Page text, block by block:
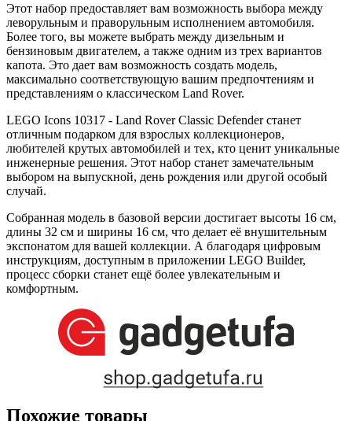
Этот набор предоставляет вам возможность выбора между
леворульным и праворульным исполнением автомобиля.
Более того, вы можете выбрать между дизельным и
бензиновым двигателем, а также одним из трех вариантов
капота. Это дает вам возможность создать модель,
максимально соответствующую вашим предпочтениям и
представлениям о классическом Land Rover.
LEGO Icons 10317 - Land Rover Classic Defender станет
отличным подарком для взрослых коллекционеров,
любителей крутых автомобилей и тех, кто ценит уникальные
инженерные решения. Этот набор станет замечательным
выбором на выпускной, день рождения или другой особый
случай.
Собранная модель в базовой версии достигает высоты 16 см,
длины 32 см и ширины 16 см, что делает её внушительным
экспонатом для вашей коллекции. А благодаря цифровым
инструкциям, доступным в приложении LEGO Builder,
процесс сборки станет ещё более увлекательным и
комфортным.
Похожие товары